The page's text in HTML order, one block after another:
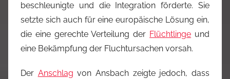
beschleunigte und die Integration förderte. Sie
setzte sich auch für eine europäische Lösung ein,
die eine gerechte Verteilung der Flüchtlinge und
eine Bekämpfung der Fluchtursachen vorsah.
Der Anschlag von Ansbach zeigte jedoch, dass